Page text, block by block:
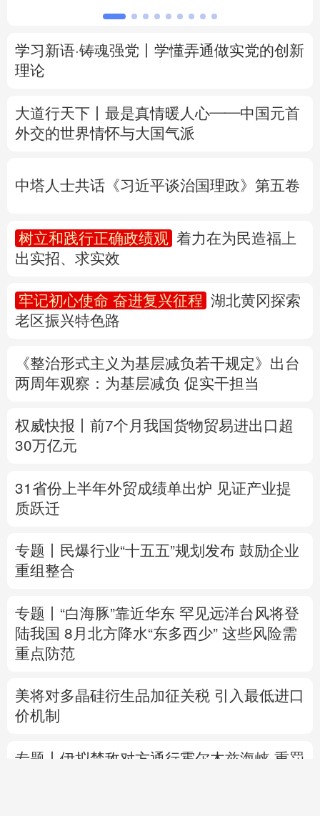
四川
陕西 甘肃 青海 宁夏
新疆 内蒙古 黑龙江
English Español Français عربى
Deutsch Português
学习新语·铸魂强党丨学懂弄通做实党的创新
理论
大道行天下丨最是真情暖人心——中国元首
外交的世界情怀与大国气派
中塔人士共话《习近平谈治国理政》第五卷
树立和践行正确政绩观
着力在为民造福上
出实招、求实效
牢记初心使命 奋进复兴征程 湖北黄冈探索
老区振兴特色路
《整治形式主义为基层减负若干规定》出台
两周年观察 ：为基层减负 促实干担当
权威快报丨前7个月我国货物贸易进出口超
30万亿元
31省份上半年外贸成绩单出炉 见证产业提
质跃迁
专题丨
民爆行业“十五五”规划发布 鼓励企业
重组整合
专题丨 “白海豚”靠近华东 罕见远洋台风将登
陆我国 8月北方降水“东多西少” 这些风险需
重点防范
美将对多晶硅衍生品加征关税 引入最低进口
价机制
专题丨 伊拟禁敌对方通行霍尔木兹海峡 重罚